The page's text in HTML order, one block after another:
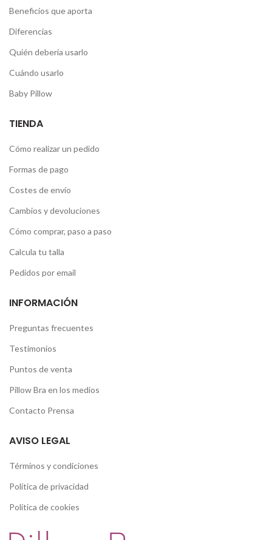
Beneficios que aporta
Diferencias
Quién debería usarlo
Cuándo usarlo
Baby Pillow
TIENDA
Cómo realizar un pedido
Formas de pago
Costes de envío
Cambios y devoluciones
Cómo comprar, paso a paso
Calcula tu talla
Pedidos por email
INFORMACIÓN
Preguntas frecuentes
Testimonios
Puntos de venta
Pillow Bra en los medios
Contacto Prensa
AVISO LEGAL
Términos y condiciones
Política de privacidad
Política de cookies